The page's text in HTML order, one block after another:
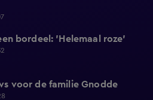
bordeel: 'Helemaal roze'
voor de familie Gnodde